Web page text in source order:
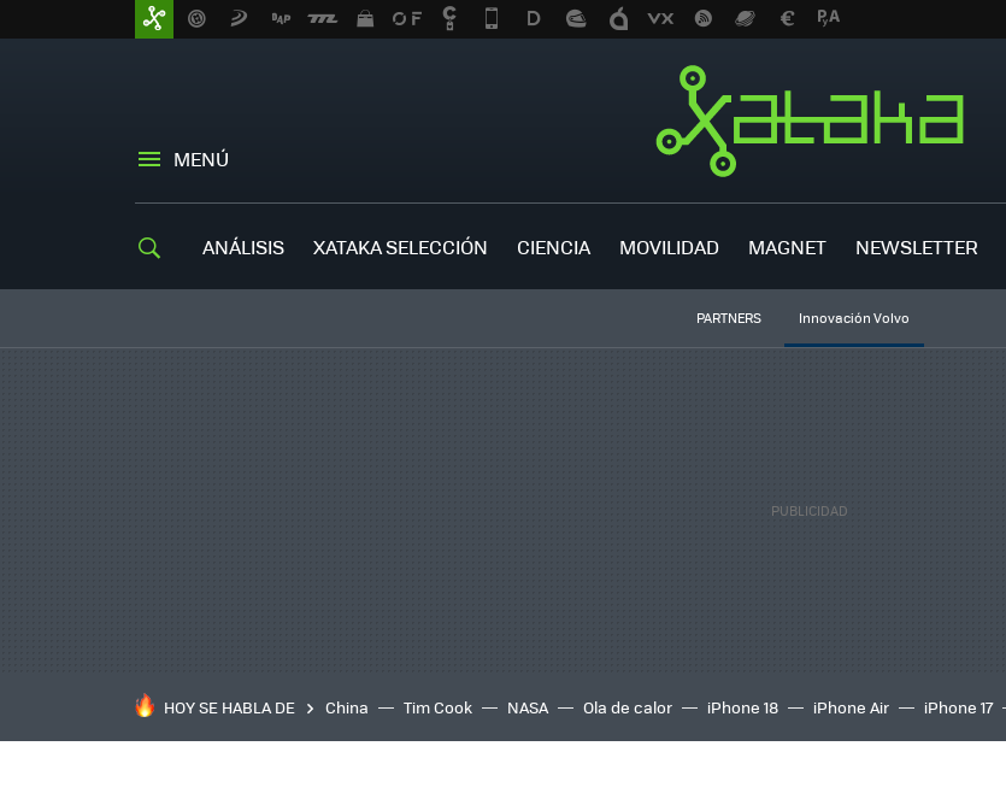
MENÚ
ANÁLISIS XATAKA SELECCIÓN CIENCIA MOVILIDAD MAGNET NEWSLETTER
PARTNERS Innovación Volvo
HOY SE HABLA DE China Tim Cook NASA Ola de calor iPhone 18 iPhone Air iPhone 17